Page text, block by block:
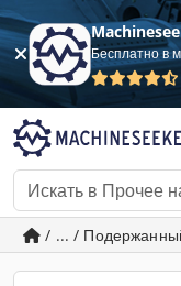
Бесплатно в
/ ... /